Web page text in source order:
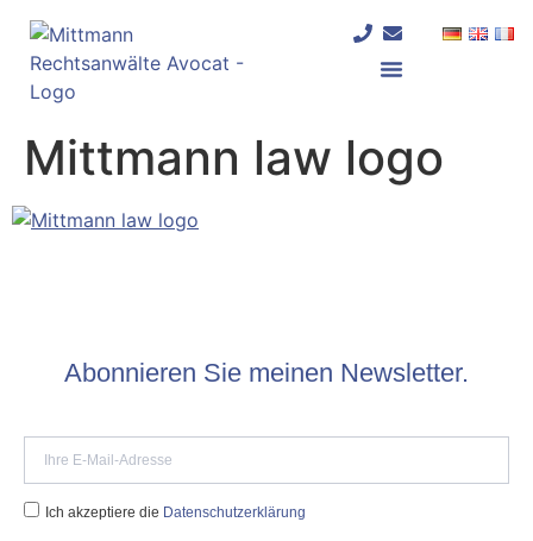
Mittmann law logo
Abonnieren Sie meinen Newsletter.
Ich akzeptiere die Datenschutzerklärung